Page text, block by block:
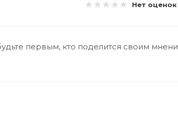
Нет оценок
первым, кто поделится своим